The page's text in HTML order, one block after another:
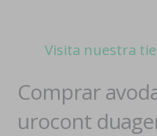
Visita nuestra
Comprar
urocont